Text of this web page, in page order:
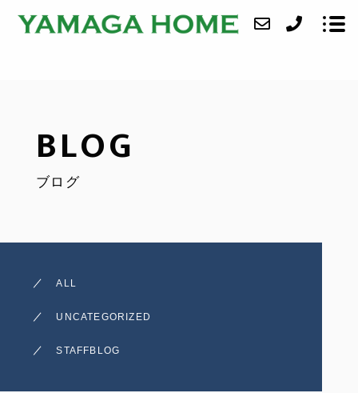
BLOG
ブログ
ALL
UNCATEGORIZED
STAFFBLOG